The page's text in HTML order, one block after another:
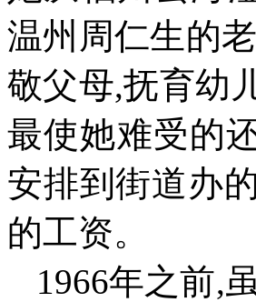
温州周仁生的
敬父母,抚育幼
最使她难受的
安排到街道办
的工资。
1966年之前,